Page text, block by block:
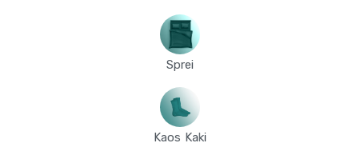
Sprei
Kaos Kaki